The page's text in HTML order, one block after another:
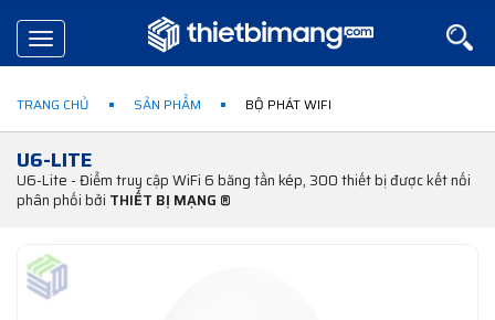
Toggle
navigation
TRANG CHỦ SẢN PHẨM BỘ PHÁT WIFI
U6-LITE
U6-Lite - Điểm truy cập WiFi 6 băng tần kép, 300 thiết bị được kết nối
phân phối bởi THIẾT BỊ MẠNG ®